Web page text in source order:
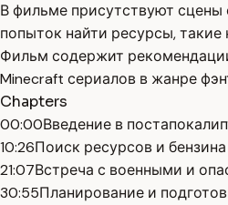
В фильме присутствуют сцены
попыток найти ресурсы, такие
Фильм содержит
Minecraft сериалов в жанре
Chapters
00:00Введение в
10:26Поиск ресурсов и бензина
21:07Встреча с военными и
30:55Планирование и